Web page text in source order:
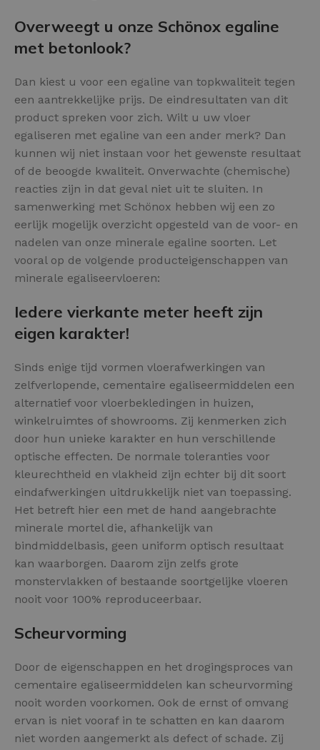
Overweegt u onze Schönox egaline
met betonlook?
Dan kiest u voor een egaline van topkwaliteit tegen
een aantrekkelijke prijs. De eindresultaten van dit
product spreken voor zich. Wilt u uw vloer
egaliseren met egaline van een ander merk? Dan
kunnen wij niet instaan voor het gewenste resultaat
of de beoogde kwaliteit. Onverwachte (chemische)
reacties zijn in dat geval niet uit te sluiten. In
samenwerking met Schönox hebben wij een zo
eerlijk mogelijk overzicht opgesteld van de voor- en
nadelen van onze minerale egaline soorten. Let
vooral op de volgende producteigenschappen van
minerale egaliseervloeren:
Iedere vierkante meter heeft zijn
eigen karakter!
Sinds enige tijd vormen vloerafwerkingen van
zelfverlopende, cementaire egaliseermiddelen een
alternatief voor vloerbekledingen in huizen,
winkelruimtes of showrooms. Zij kenmerken zich
door hun unieke karakter en hun verschillende
optische effecten. De normale toleranties voor
kleurechtheid en vlakheid zijn echter bij dit soort
eindafwerkingen uitdrukkelijk niet van toepassing.
Het betreft hier een met de hand aangebrachte
minerale mortel die, afhankelijk van
bindmiddelbasis, geen uniform optisch resultaat
kan waarborgen. Daarom zijn zelfs grote
monstervlakken of bestaande soortgelijke vloeren
nooit voor 100% reproduceerbaar.
Scheurvorming
Door de eigenschappen en het drogingsproces van
cementaire egaliseermiddelen kan scheurvorming
nooit worden voorkomen. Ook de ernst of omvang
ervan is niet vooraf in te schatten en kan daarom
niet worden aangemerkt als defect of schade. Zij